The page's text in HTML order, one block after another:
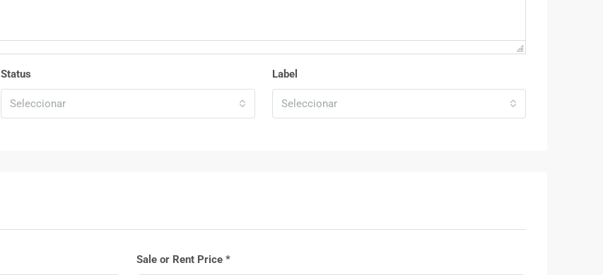
Status
Seleccionar
Label
Seleccionar
Sale or Rent Price *